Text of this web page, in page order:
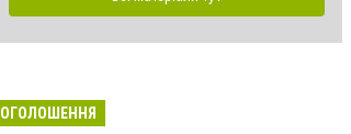
ОГОЛОШЕННЯ